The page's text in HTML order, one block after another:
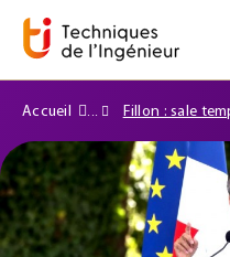
Accueil Fillon : sale